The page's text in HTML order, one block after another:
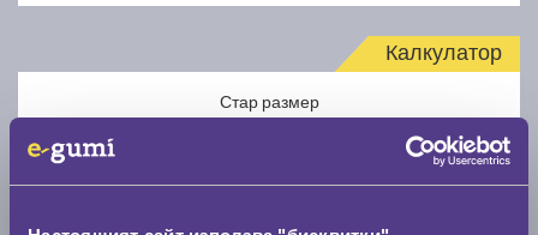
Калкулатор
Стар размер